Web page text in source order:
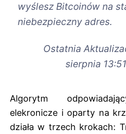
wyślesz Bitcoinów na
niebezpieczny adres.
Ostatnia
sierpnia
Algorytm
elekronicze i oparty na
działa w trzech krokach: